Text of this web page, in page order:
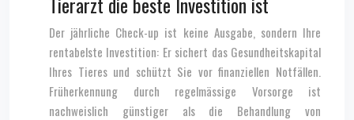
Der jährliche Check-up ist keine Ausgabe, sondern Ihre
rentabelste Investition: Er sichert das Gesundheitskapital
Ihres Tieres und schützt Sie vor finanziellen Notfällen.
Früherkennung durch regelmässige Vorsorge ist
nachweislich günstiger als die Behandlung von